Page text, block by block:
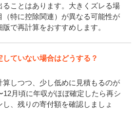
ることはあります。大きくズレる場
（特に控除関連）が異なる可能性が
で再計算をおすすめします。
していない場合はどうする？
算しつつ、少し低めに見積もるのが
12月頃に年収がほぼ確定したら再シ
し、残りの寄付額を確認しましょ